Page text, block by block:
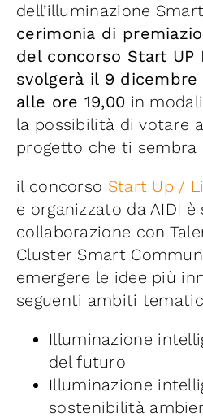
News ed Eventi
Contatti
Piattaforma First
Piattaforma
dell’illuminazione
cerimonia di
del concorso Start UP
svolgerà il 9 dicembre
alle ore 19,00 in
la possibilità di votare
progetto che ti sembra
il concorso Start Up /
e organizzato da AIDI
collaborazione con
Cluster Smart
emergere le idee più
seguenti ambiti
Illuminazione
del futuro
Illuminazione
sostenibilità